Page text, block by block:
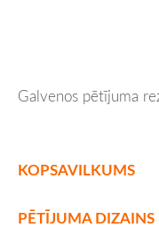
Galvenos pētījuma
KOPSAVILKUMS
PĒTĪJUMA DIZAINS